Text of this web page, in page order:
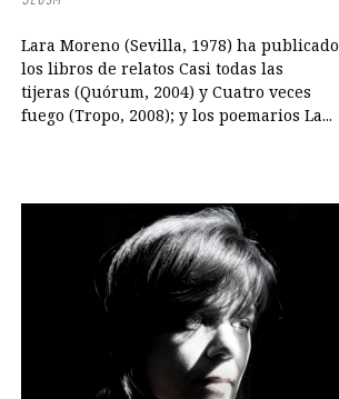
Lara Moreno (Sevilla, 1978) ha publicado
los libros de relatos Casi todas las
tijeras (Quórum, 2004) y Cuatro veces
fuego (Tropo, 2008); y los poemarios La...